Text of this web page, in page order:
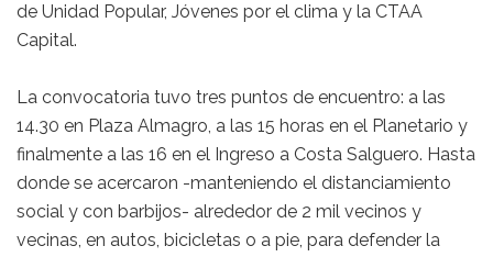
de Unidad Popular, Jóvenes por el clima y la CTAA
Capital.
La convocatoria tuvo tres puntos de encuentro: a las
14.30 en Plaza Almagro, a las 15 horas en el Planetario y
finalmente a las 16 en el Ingreso a Costa Salguero. Hasta
donde se acercaron -manteniendo el distanciamiento
social y con barbijos- alrededor de 2 mil vecinos y
vecinas, en autos, bicicletas o a pie, para defender la